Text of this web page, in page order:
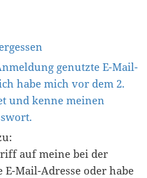
genutzte E-Mail-
habe mich vor dem 2.
und kenne meinen
auf meine bei der
Mail-Adresse oder habe